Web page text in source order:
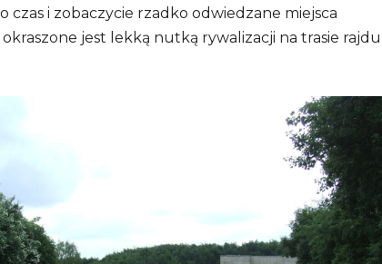
czas i zobaczycie rzadko odwiedzane miejsca
jest lekką nutką rywalizacji na trasie rajdu